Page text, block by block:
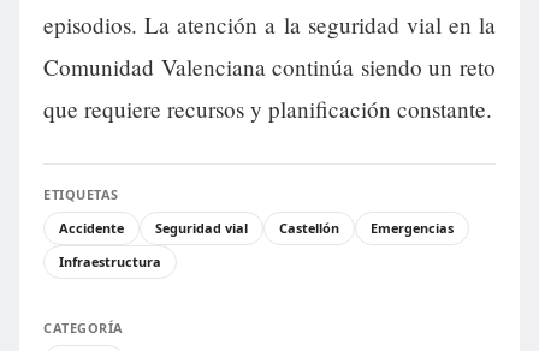
episodios. La atención a la seguridad vial en la
Comunidad Valenciana continúa siendo un reto
que requiere recursos y planificación constante.
ETIQUETAS
Accidente
Seguridad vial Castellón
Emergencias
Infraestructura
CATEGORÍA